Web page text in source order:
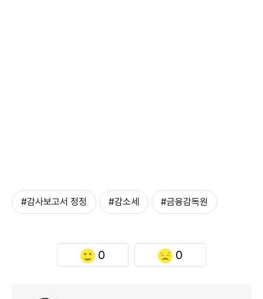
#감사보고서 정정 #감소세 #금융감독원
0 0